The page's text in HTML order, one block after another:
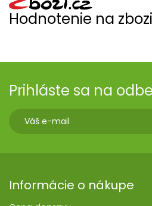
Hodnotenie na
Prihláste sa na
Informácie o nákupe